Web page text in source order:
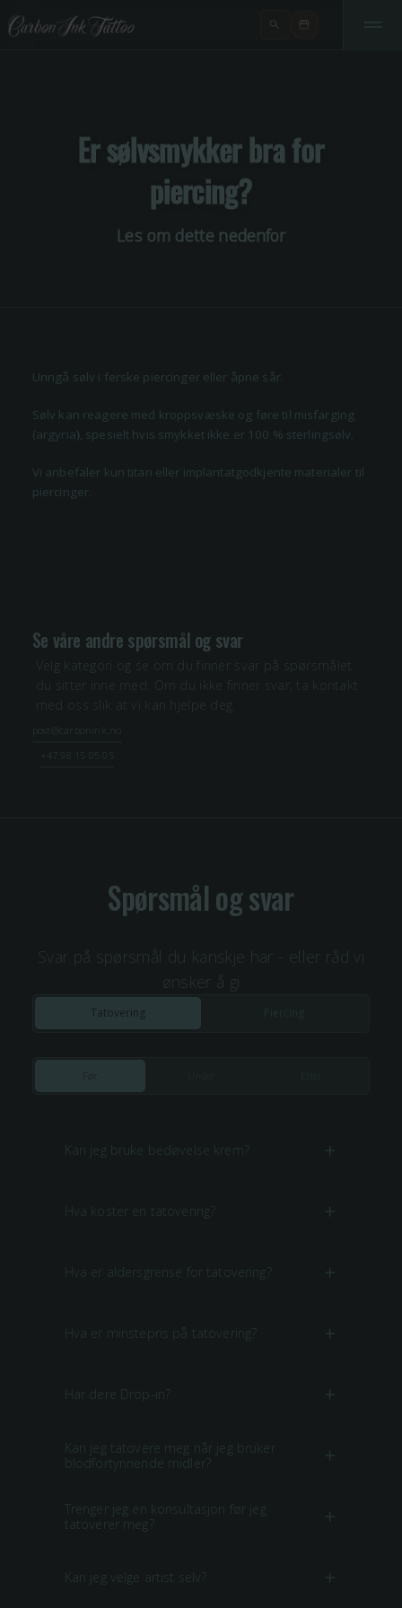
Er sølvsmykker bra for
piercing?
Les om dette nedenfor
Unngå sølv i ferske piercinger eller åpne sår.
Sølv kan reagere med kroppsvæske og føre til misfarging
(argyria), spesielt hvis smykket ikke er 100 % sterlingsølv.
Vi anbefaler kun titan eller implantatgodkjente materialer til
piercinger.
Se våre andre spørsmål og svar
Velg kategori og se om du finner svar på spørsmålet
du sitter inne med. Om du ikke finner svar, ta kontakt
med oss slik at vi kan hjelpe deg.
post@carbonink.no
+47 98 15 05 05
Spørsmål og svar
Svar på spørsmål du kanskje har - eller råd vi
ønsker å gi
Tatovering
Kan jeg bruke bedøvelse krem?
Hva koster en tatovering?
Hva er aldersgrense for tatovering?
Hva er minstepris på tatovering?
Har dere Drop-in?
Kan jeg tatovere meg når jeg bruker
blodfortynnende midler?
Trenger jeg en konsultasjon før jeg
tatoverer meg?
Kan jeg velge artist selv?